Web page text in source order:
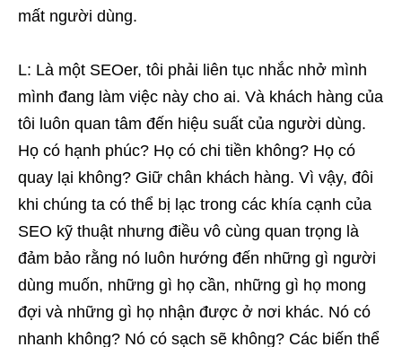
mất người dùng.
L: Là một SEOer, tôi phải liên tục nhắc nhở mình
mình đang làm việc này cho ai. Và khách hàng của
tôi luôn quan tâm đến hiệu suất của người dùng.
Họ có hạnh phúc? Họ có chi tiền không? Họ có
quay lại không? Giữ chân khách hàng. Vì vậy, đôi
khi chúng ta có thể bị lạc trong các khía cạnh của
SEO kỹ thuật nhưng điều vô cùng quan trọng là
đảm bảo rằng nó luôn hướng đến những gì người
dùng muốn, những gì họ cần, những gì họ mong
đợi và những gì họ nhận được ở nơi khác. Nó có
nhanh không? Nó có sạch sẽ không? Các biến thể